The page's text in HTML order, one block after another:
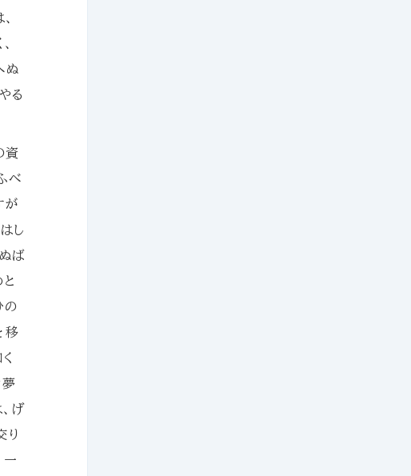
ぬ
る
資
べ
が
はし
ば
の
移
夢
げ
り
一